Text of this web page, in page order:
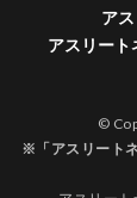
ア
アスリート
©
※「アスリート